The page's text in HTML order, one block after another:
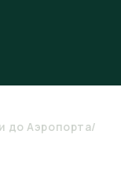
до Аэропорта/